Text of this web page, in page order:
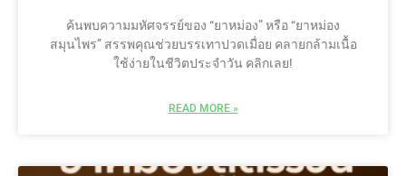
ค้นพบความมหัศจรรย์ของ “ยาหม่อง” หรือ “ยาหม่อง
สมุนไพร” สรรพคุณช่วยบรรเทาปวดเมื่อย คลายกล้ามเนื้อ
ใช้ง่ายในชีวิตประจำวัน คลิกเลย!
READ MORE »